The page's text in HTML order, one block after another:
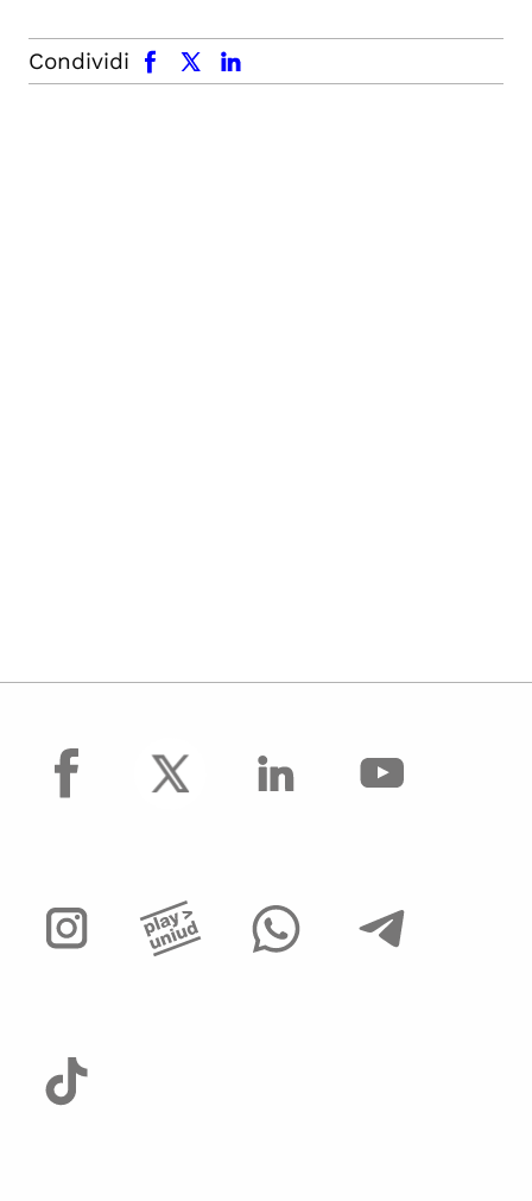
Condividi
facebook x.com linkedin
facebook